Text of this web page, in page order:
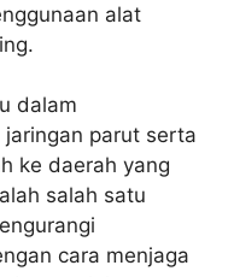
alat
dalam
parut serta
ke daerah yang
salah satu
cara menjaga